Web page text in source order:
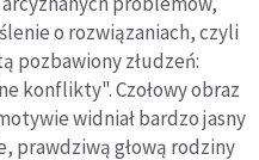
o rozwiązaniach, czyli
pozbawiony złudzeń:
konflikty". Czołowy obraz
widniał bardzo jasny
prawdziwą głową rodziny